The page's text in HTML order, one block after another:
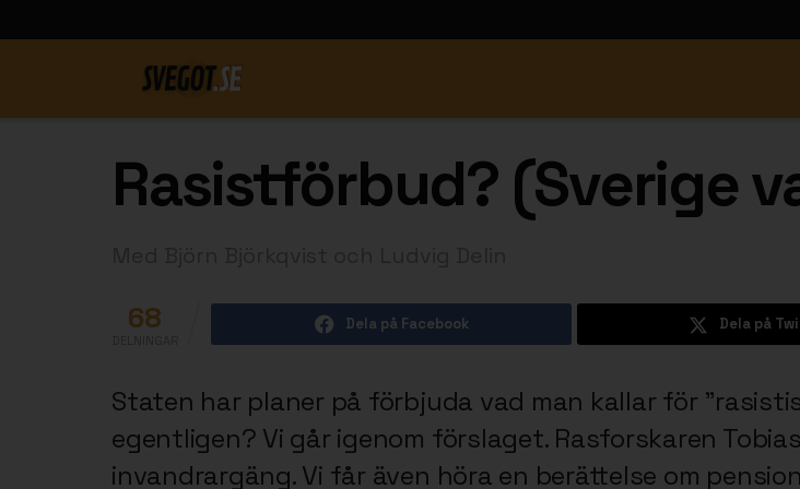
Rasistförbud? (Sverige
68 Dela på Facebook Dela på
Staten har planer på förbjuda vad man kallar för
egentligen? Vi går igenom förslaget. Rasforskaren
invandrargäng. Vi får även höra en berättelse om